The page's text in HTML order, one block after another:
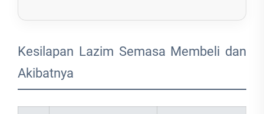
Kesilapan Lazim Semasa Membeli dan
Akibatnya